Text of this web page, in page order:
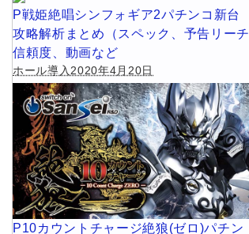
P戦姫絶唱シンフォギア2パチンコ新台
攻略解析まとめ（スペック、予告リーチ
信頼度、動画など
ホール導入2020年4月20日
P10カウントチャージ絶狼(ゼロ)パチン